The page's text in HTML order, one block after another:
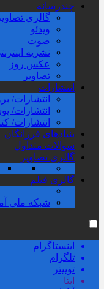
چندرسانه
گالری تصاویر
ویدئو
صوت
نشریه
عکس روز
تصاویر
انتشارات
انتشارات/
انتشارات/
انتشارات/
بنیادهای فرزانگان
سوالات متداول
گالری تصاویر
گالری فیلم
شبکه ملی
اینستاگرام
تلگرام
توییتر
ایتا